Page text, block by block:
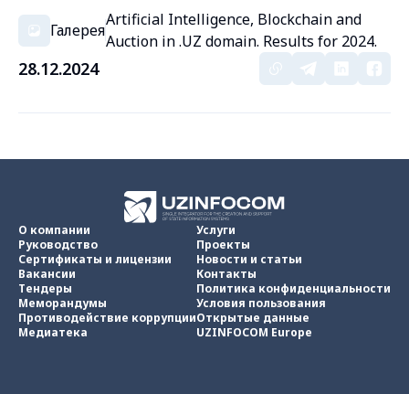
Галерея
Artificial Intelligence, Blockchain and
Auction in .UZ domain. Results for 2024.
28.12.2024
О компании
Руководство
Сертификаты и лицензии
Вакансии
Тендеры
Меморандумы
Противодействие коррупции
Медиатека
Услуги
Проекты
Новости и статьи
Контакты
Политика конфиденциальности
Условия пользования
Открытые данные
UZINFOCOM Europe